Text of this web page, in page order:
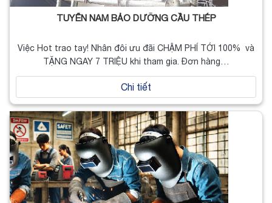
TUYỂN NAM BẢO DƯỠNG CẦU THÉP
Việc Hot trao tay! Nhân đôi ưu đãi CHẬM PHÍ TỚI 100% và
TẶNG NGAY 7 TRIỆU khi tham gia. Đơn hàng…
Chi tiết